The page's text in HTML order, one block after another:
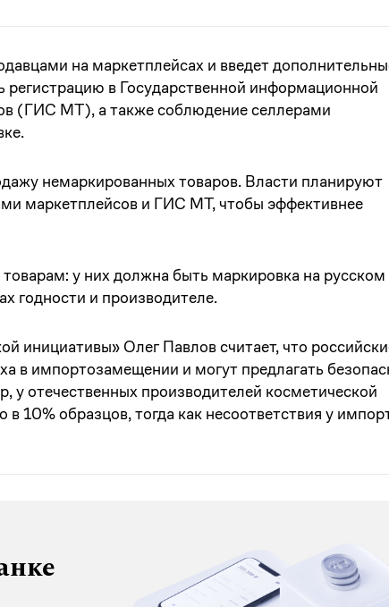
на маркетплейсах и введет
регистрацию в Государственной информационной
(ГИС МТ), а также соблюдение селлерами
немаркированных товаров. Власти планируют
маркетплейсов и ГИС МТ, чтобы эффективнее
у них должна быть маркировка на русском
годности и производителе.
инициативы» Олег Павлов считает, что
в импортозамещении и могут предлагать
у отечественных производителей косметической
10% образцов, тогда как несоответствия у